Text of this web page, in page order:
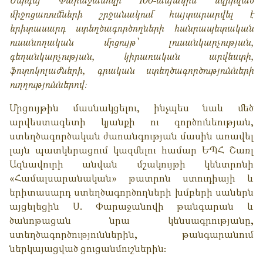
միջոցառումների շրջանակում հայտարարվել
է
երիտասարդ ստեղծագործողների հանրապետական
ուսանողական մրցույթ՝ լուսանկարչության,
գեղանկարչության,
կիրառական արվեստի,
ֆոտոկոլաժների, գրական ստեղծագործությունների
ուղղություններով:
Մրցույթին մասնակցելու, ինչպես նաև մեծ
արվեստագետի կյանքի ու գործունեության,
ստեղծագործական ժառանգության մասին առավել
լայն պատկերացում կազմելու համար ԵՊՀ Շառլ
Ազնավուրի անվան մշակույթի կենտրոնի
«Համալսարանական» թատրոն ստուդիայի և
երիտասարդ ստեղծագործողների խմբերի սաներն
այցելեցին
Ս. Փարաջանովի թանգարան և
ծանոթացան նրա կենսագրությանը,
ստեղծագործություններին, թանգարանում
ներկայացված ցուցանմուշներին։